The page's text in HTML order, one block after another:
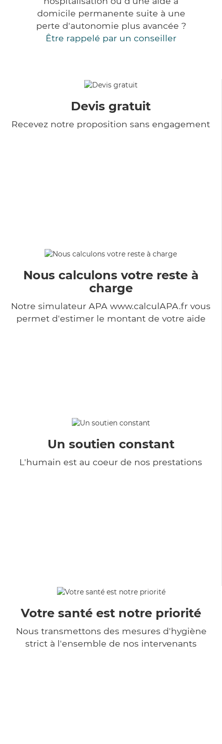
domicile permanente suite à une
perte d'autonomie plus avancée ?
Être rappelé par un conseiller
Devis gratuit
Recevez notre proposition sans engagement
Nous calculons votre reste à
charge
Notre simulateur APA www.calculAPA.fr vous
permet d'estimer le montant de votre aide
Un soutien constant
L'humain est au coeur de nos prestations
Votre santé est notre priorité
Nous transmettons des mesures d'hygiène
strict à l'ensemble de nos intervenants